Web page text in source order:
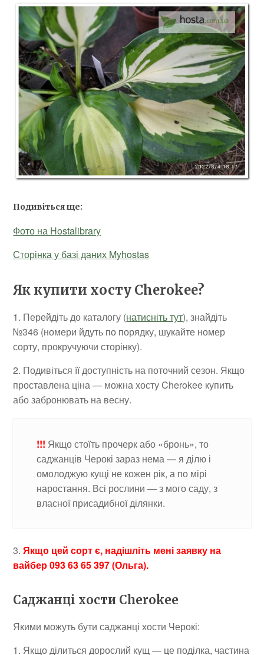
Подивіться ще:
Фото на Hostalibrary
Сторінка у базі даних Myhostas
Як купити хосту Cherokee?
1. Перейдіть до каталогу (натисніть тут), знайдіть
№346 (номери йдуть по порядку, шукайте номер
сорту, прокручуючи сторінку).
2. Подивіться її доступність на поточний сезон. Якщо
проставлена ціна — можна хосту Cherokee купить
або забронювать на весну.
!!! Якщо стоїть прочерк або «бронь», то
саджанців Черокі зараз нема — я ділю і
омолоджую кущі не кожен рік, а по мірі
наростання. Всі рослини — з мого саду, з
власної присадибної ділянки.
3.Якщо цей сорт є, надішліть мені заявку на
вайбер 093 63 65 397 (Ольга).
Саджанці хости Cherokee
Якими можуть бути саджанці хости Черокі:
1. Якщо ділиться дорослий кущ — це поділка, частина